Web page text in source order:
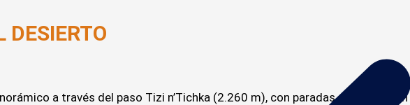
DESIERTO​
a través del paso Tizi n’Tichka (2.260 m), con paradas exclusivas